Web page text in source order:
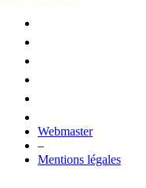
Webmaster
–
Mentions légales